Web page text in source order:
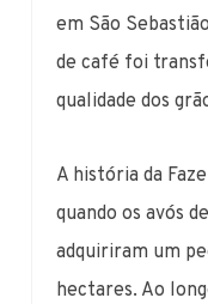
em São
de café foi
qualidade dos
A história da
quando os avós
adquiriram um
hectares. Ao